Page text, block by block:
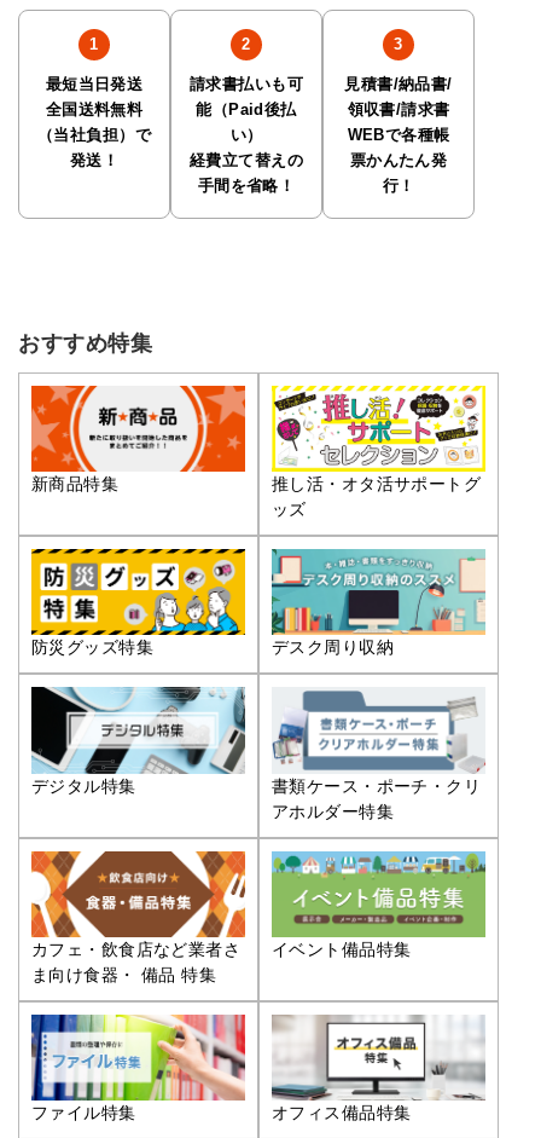
最短当日発送
全国送料無料
（当社負担）で
発送！
請求書払いも可
能（Paid後払
い）
経費立て替えの
手間を省略！
見積書/納品書/
領収書/請求書
WEBで各種帳
票かんたん発
行！
おすすめ特集
新商品特集
推し活・オタ活サポートグ
ッズ
防災グッズ特集 デスク周り収納
デジタル特集
書類ケース・ポーチ・クリ
アホルダー特集
カフェ・飲食店など業者さ
ま向け食器・ 備品 特集
イベント備品特集
ファイル特集 オフィス備品特集